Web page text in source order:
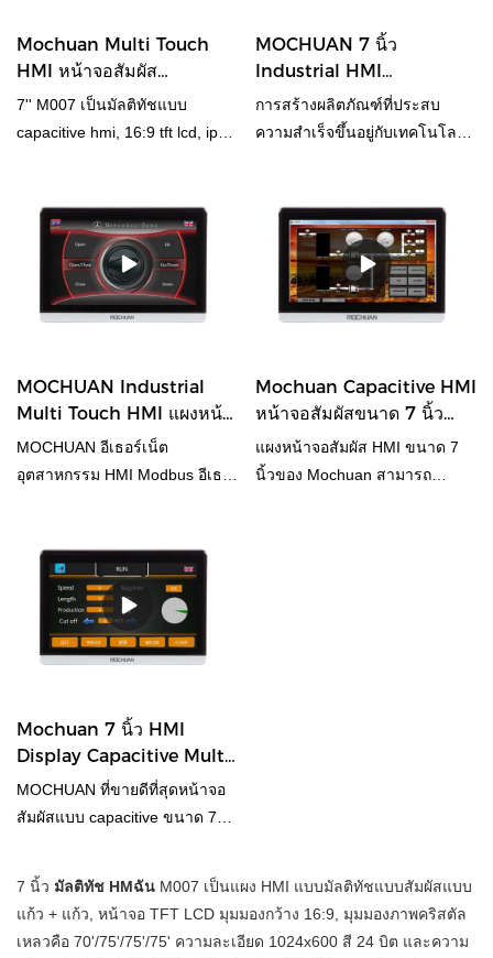
7 นิ้ว มัลติทัช HMฉัน M007 เป็นแผง HMI แบบมัลติทัชแบบสัมผัสแบบ
แก้ว + แก้ว, หน้าจอ TFT LCD มุมมองกว้าง 16:9, มุมมองภาพคริสตัล
เหลวคือ 70'/75'/75'/75' ความละเอียด 1024x600 สี 24 บิต และความ
Mochuan Multi Touch
HMI หน้าจอสัมผัส
อุตสาหกรรม HMI ขนาด 7
นิ้ว M007
7'' M007 เป็นมัลติทัชแบบ
capacitive hmi, 16:9 tft lcd, ips,
Cortex-A8 CPU และหน่วยความ
จำแฟลช 128MB + หน่วยความ
จำ DDR3 128MB รองรับอีเธอร์
เน็ต, com1 com2 com3 com4
พร้อม rs485, rs232, rs422 เพื่อ
จากแอปพลิเคชันโครงการ ต้นทุน
ต่ำและความน่าเชื่อถือสูงพร้อม
เปลือกหุ้ม การรักษาสีแบบไตร
เข้ากับสภาพแวดล้อมที่รุนแรง
เวอรีเนต พอร์ตอนุกรม 4 ช่อง
พร้อมพอร์ตอีเธอร์เน็ตความ
สามารถในการขยายที่ทรงพลังยิ่ง
ขึ้น ซอฟต์แวร์กำหนดค่าใหม่
ไลบรารีที่สมบูรณ์ ฟังก์ชันอันทรง
MOCHUAN 7 นิ้ว
Industrial HMI
Capacitive Multi Touch
HMI M007 ผู้ผลิต
การสร้างผลิตภัณฑ์ที่ประสบ
ความสำเร็จขึ้นอยู่กับเทคโนโลยี
ตอบสนองความต้องการที่หลาก
หลายของตลาดได้ดียิ่งขึ้น
นอกจากนี้ ยังสามารถผลิตได้ใน
ข้อกำหนดที่หลากหลายเพื่อตอบ
สนองความต้องการที่แตกต่างกัน
อุตสาหกรรม TFT lcd อีเธอร์เน็ต
hmi จอภาพเปิดเฟรมผู้ผลิต 7 นิ้ว
คล้ายคลึงกันในตลาด มีข้อได้
MOCHUAN Industrial
Multi Touch HMI แผงหน้า
จอสัมผัส HMI ขนาด 7 นิ้ว
M007
MOCHUAN อีเธอร์เน็ต
อุตสาหกรรม HMI Modbus อีเธอ
ผลิตภัณฑ์ที่คล้ายคลึงกันในท้อง
ตลาด มีข้อได้เปรียบที่โดดเด่น
อย่างหาที่เปรียบไม่ได้ทั้งในด้าน
ประสิทธิภาพ คุณภาพ รูปลักษณ์
ฯลฯ และมีชื่อเสียงที่ดีในตลาด
ผลิตภัณฑ์ที่ผ่านมาและปรับปรุง
อย่างต่อเนื่อง ข้อมูลจำเพาะของ
MOCHUAN Ethernet
อุตสาหกรรม HMI Modbus
ปรับแต่งได้ตามความต้องการของ
คุณนวัตกรรมทางเทคโนโลยีส่ง
เสริมผลิตภัณฑ์เพื่อให้บรรลุ
Mochuan Capacitive HMI
หน้าจอสัมผัสขนาด 7 นิ้ว
M007 HMI Touch Panel
Display
แผงหน้าจอสัมผัส HMI ขนาด 7
นิ้วของ Mochuan สามารถ
Mochuan 7 นิ้ว HMI
Display Capacitive Multi-
Touch HMI M007 ผู้ผลิต
MOCHUAN ที่ขายดีที่สุดหน้าจอ
สัมผัสแบบ capacitive ขนาด 7
ip65 อีเธอร์เน็ต เมื่อเทียบกับ
มีข้อได้เปรียบที่โดดเด่นหาที่